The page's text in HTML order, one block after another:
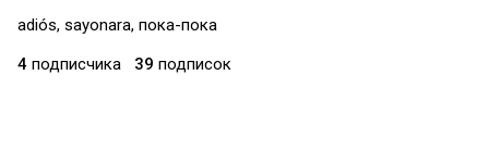
adiós, sayonara, пока-пока
4 подписчика 39 подписок